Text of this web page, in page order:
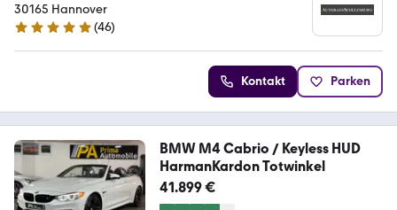
30165 Hannover
4.8 Sterne
(46)
Kontakt Parken
BMW M4 Cabrio / Keyless HUD
HarmanKardon Totwinkel
41.899 €